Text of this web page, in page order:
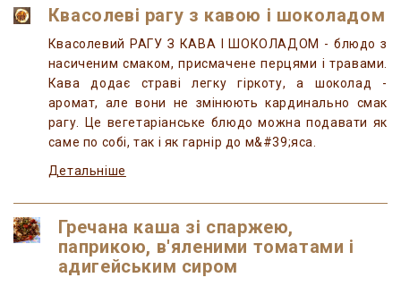
Квасолеві рагу з кавою і шоколадом
Квасолевий РАГУ З КАВА І ШОКОЛАДОМ - блюдо з
насиченим смаком, присмачене перцями і травами.
Кава додає страві легку гіркоту, а шоколад -
аромат, але вони не змінюють кардинально смак
рагу. Це вегетаріанське блюдо можна подавати як
саме по собі, так і як гарнір до м&#39;яса.
Детальніше
Гречана каша зі спаржею,
паприкою, в'яленими томатами і
адигейським сиром